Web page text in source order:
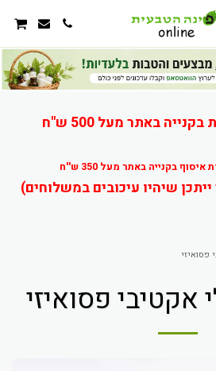
באתר מעל 500 ש"ח
בקנייה באתר מעל 350 ש''ח
שיהיו עיכובים במשלוחים)
פסואיזי
אקטיבי פסואיזי